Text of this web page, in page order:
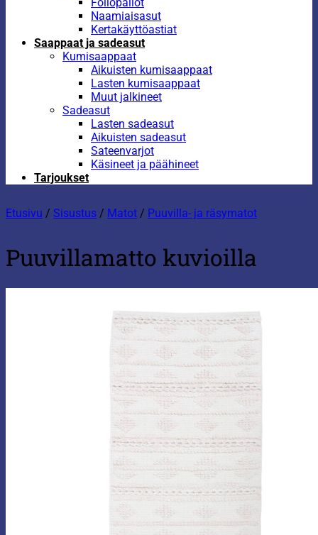
Naamiaisasut
Kertakäyttöastiat
Saappaat ja sadeasut
Kumisaappaat
Aikuisten kumisaappaat
Lasten kumisaappaat
Muut jalkineet
Sadeasut
Lasten sadeasut
Aikuisten sadeasut
Sateenvarjot
Käsineet ja päähineet
Tarjoukset
Etusivu / Sisustus / Matot / Puuvilla- ja räsymatot
Puuvillamatto kuvioilla